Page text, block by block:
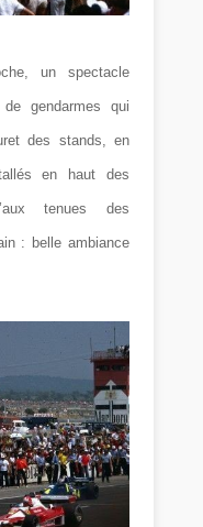
un spectacle
gendarmes qui
des stands, en
en haut des
tenues des
: belle ambiance